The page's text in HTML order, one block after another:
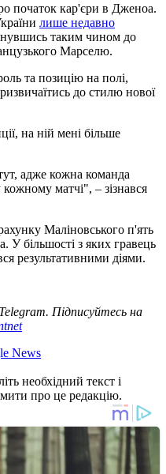
початок кар'єри в Дженоа.
лише недавно
таким чином до
Марселю.
та позицію на полі,
до стилю нової
на ній мені більше
адже кожна команда
матчі", – зізнався
Маліновського п'ять
У більшості з яких гравець
результативними діями.
Підписуйтесь на
News
необхідний текст і
про це редакцію.